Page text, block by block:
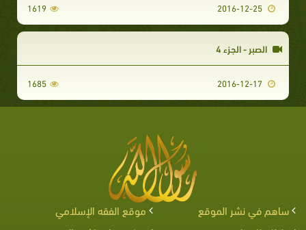
1619
الصبر - الجزء 4
1685
ساهم في نشر الموقع
موقع الفقه الإسلامي